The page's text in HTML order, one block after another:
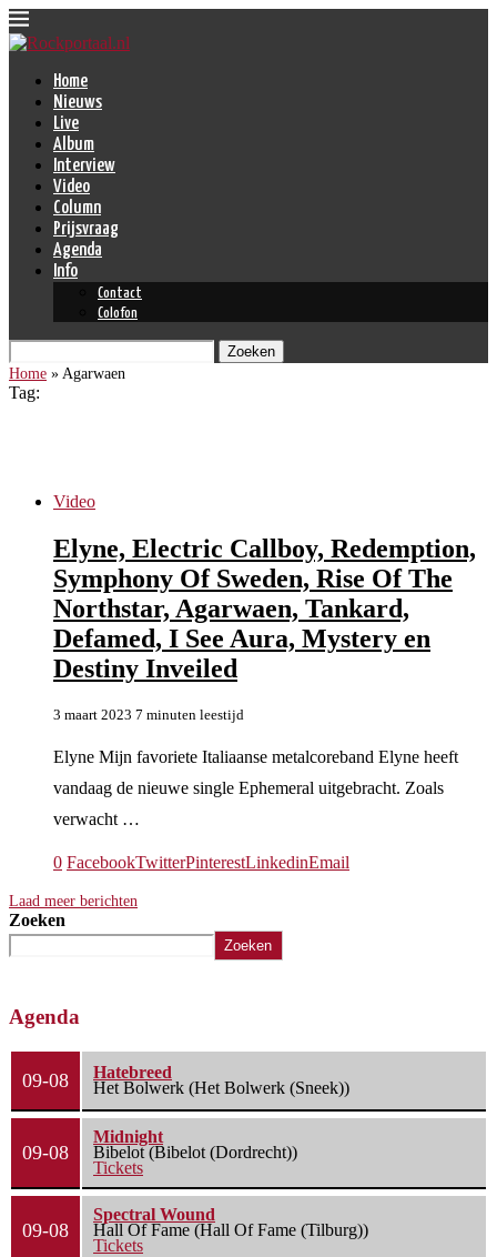
Home
Nieuws
Live
Album
Interview
Video
Column
Prijsvraag
Agenda
Info
Contact
Colofon
Zoeken
Home » Agarwaen
Tag:
Video
Elyne, Electric Callboy, Redemption,
Symphony Of Sweden, Rise Of The
Northstar, Agarwaen, Tankard,
Defamed, I See Aura, Mystery en
Destiny Inveiled
3 maart 2023 7 minuten leestijd
Elyne Mijn favoriete Italiaanse metalcoreband Elyne heeft
vandaag de nieuwe single Ephemeral uitgebracht. Zoals
verwacht …
0 FacebookTwitterPinterestLinkedinEmail
Laad meer berichten
Zoeken
Zoeken
Agenda
09-08
Hatebreed
Het Bolwerk (Het Bolwerk (Sneek))
09-08
Midnight
Bibelot (Bibelot (Dordrecht))
Tickets
09-08
Spectral Wound
Hall Of Fame (Hall Of Fame (Tilburg))
Tickets